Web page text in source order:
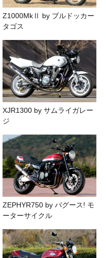
Z1000MkⅡ by ブルドッカー
タゴス
XJR1300 by サムライガレー
ジ
ZEPHYR750 by バグース! モ
ーターサイクル